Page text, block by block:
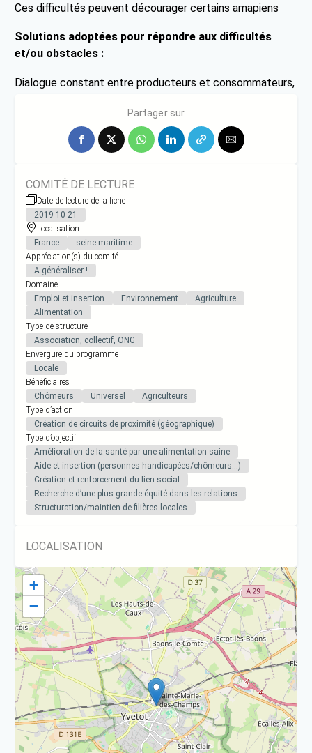
Ces difficultés peuvent décourager certains amapiens
Solutions adoptées pour répondre aux difficultés
et/ou obstacles :
Dialogue constant entre producteurs et consommateurs,
Partager sur
COMITÉ DE LECTURE
Date de lecture de la fiche
2019-10-21
Localisation
France
seine-maritime
Appréciation(s) du comité
A généraliser !
Domaine
Emploi et insertion
Environnement
Agriculture
Alimentation
Type de structure
Association, collectif, ONG
Envergure du programme
Locale
Bénéficiaires
Chômeurs
Universel
Agriculteurs
Type d’action
Création de circuits de proximité (géographique)
Type d’objectif
Amélioration de la santé par une alimentation saine
Aide et insertion (personnes handicapées/chômeurs…)
Création et renforcement du lien social
Recherche d’une plus grande équité dans les relations
Structuration/maintien de filières locales
LOCALISATION
+
−